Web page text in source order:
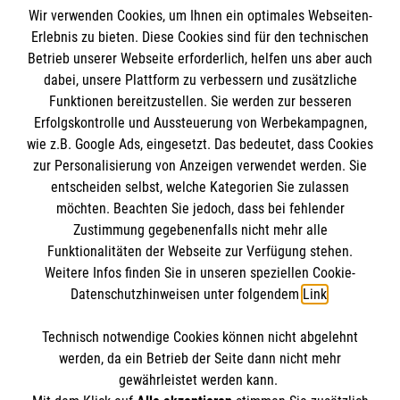
Informationen
Impressum
Datenschutz
Barrierefreiheit
Kontakt
Die Malteser
Malteser in Deutschland
Malteserorden
Sharepoint
Spendenkonto
IBAN: DE90 6005 0101 0001 2706 88
BIC: SOLADEST600
So finden Sie uns
Wir verwenden Cookies, um Ihnen ein optimales Webseiten-
Erlebnis zu bieten. Diese Cookies sind für den technischen
Betrieb unserer Webseite erforderlich, helfen uns aber auch
dabei, unsere Plattform zu verbessern und zusätzliche
Funktionen bereitzustellen. Sie werden zur besseren
Erfolgskontrolle und Aussteuerung von Werbekampagnen,
wie z.B. Google Ads, eingesetzt. Das bedeutet, dass Cookies
zur Personalisierung von Anzeigen verwendet werden. Sie
entscheiden selbst, welche Kategorien Sie zulassen
möchten. Beachten Sie jedoch, dass bei fehlender
Zustimmung gegebenenfalls nicht mehr alle
Funktionalitäten der Webseite zur Verfügung stehen.
Weitere Infos finden Sie in unseren speziellen Cookie-
Datenschutzhinweisen unter folgendem Link.
Technisch notwendige Cookies können nicht abgelehnt
werden, da ein Betrieb der Seite dann nicht mehr
gewährleistet werden kann.